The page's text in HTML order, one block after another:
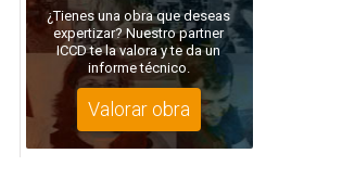
¿Tienes una obra que deseas
expertizar? Nuestro partner
ICCD te la valora y te da un
informe técnico.
Valorar obra